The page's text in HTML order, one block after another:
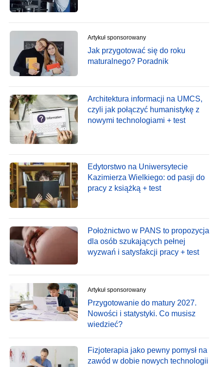
Artykuł sponsorowany
Jak przygotować się do roku
maturalnego? Poradnik
Architektura informacji na UMCS,
czyli jak połączyć humanistykę z
nowymi technologiami + test
Edytorstwo na Uniwersytecie
Kazimierza Wielkiego: od pasji do
pracy z książką + test
Położnictwo w PANS to propozycja
dla osób szukających pełnej
wyzwań i satysfakcji pracy + test
Artykuł sponsorowany
Przygotowanie do matury 2027.
Nowości i statystyki. Co musisz
wiedzieć?
Fizjoterapia jako pewny pomysł na
zawód w dobie nowych technologii